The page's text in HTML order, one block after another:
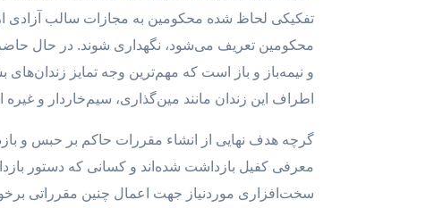
تفکیکی لحاظ شده محکومین به مجازات سالب آزادی
و نیمه‌باز و باز است که مهم‌ترین وجه تمایز
اطراف این زندان مانند مین‌گذاری، سیم‌خاردار و
گرچه هدف نهایی از انشاء مقررات حاکم بر حبس و
معرفی کفیل بازداشت شده‌اند و کسانی که دستور
سخت‌افزاری موردنیاز جهت اعمال چنین مقرراتی